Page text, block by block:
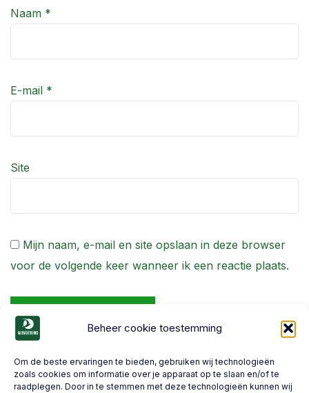
Beheer cookie toestemming
Om de beste ervaringen te bieden, gebruiken wij technologieën
zoals cookies om informatie over je apparaat op te slaan en/of te
raadplegen. Door in te stemmen met deze technologieën kunnen wij
Naam *
E-mail *
Site
Mijn naam, e-mail en site opslaan in deze browser
voor de volgende keer wanneer ik een reactie plaats.